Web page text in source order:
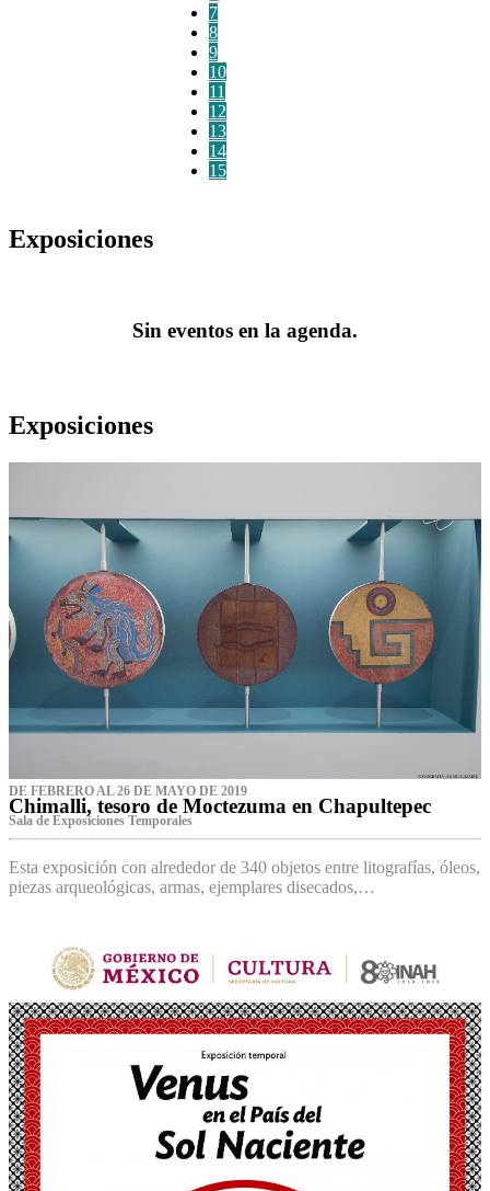
7
8
9
10
11
12
13
14
15
Exposiciones
Sin eventos en la agenda.
Exposiciones
DE FEBRERO AL 26 DE MAYO DE 2019
Chimalli, tesoro de Moctezuma en Chapultepec
Sala de Exposiciones Temporales
Esta exposición con alrededor de 340 objetos entre litografías, óleos,
piezas arqueológicas, armas, ejemplares disecados,…